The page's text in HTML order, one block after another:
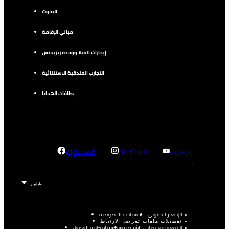
اليخوت
مباني الإقامة
إيجارات الفيلا ووحدة ريزيدنس
التجارب الفندقية الاستثنائية
بطاقات الهدايا
فيسبوك إنستجرام يوتيوب
الإشعار القانوني سياسة الخصوصية
تفضيلات ملفات تعريف الارتباط